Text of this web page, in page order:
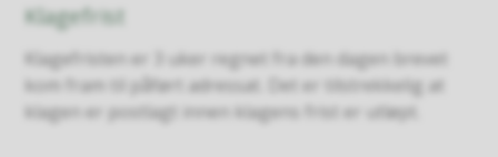
Klagefrist
Klagefristen er 3 uker regnet fra den dagen brevet
kom fram til påført adressat. Det er tilstrekkelig at
klagen er postlagt innen klagens frist er utløpt.